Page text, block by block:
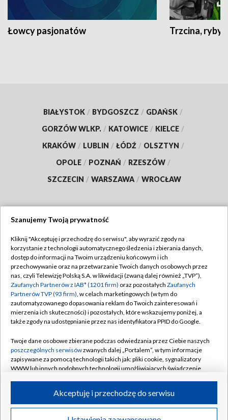
Łowcy pasjonatów Trzcina, ryby
BIAŁYSTOK / BYDGOSZCZ / GDAŃSK /
GORZÓW WLKP. / KATOWICE / KIELCE /
KRAKÓW / LUBLIN / ŁÓDŹ / OLSZTYN /
OPOLE / POZNAŃ / RZESZÓW /
SZCZECIN / WARSZAWA / WROCŁAW
TVP
Abonament TVP
Emisja w TVP
Centrum informacji TVP
Naziemna Telewizja Cyfrowa
Rada Programowa
System NOS
Informacje o nadawcy
Program dla prasy
Regulamin TVP
Polityka prywatności
Moje zgody
Pomoc
Kontakt
Kanały
©2026 Telewizja Polska S.A. w likwidacji
Szanujemy Twoją prywatność
Kliknij "Akceptuję i przechodzę do serwisu", aby wyrazić zgody na
korzystanie z technologii automatycznego śledzenia i zbierania danych,
dostęp do informacji na Twoim urządzeniu końcowym i ich
przechowywanie oraz na przetwarzanie Twoich danych osobowych przez
nas, czyli Telewizję Polską S.A. w likwidacji (zwaną dalej również „TVP”),
Zaufanych Partnerów z IAB* (1201 firm) oraz pozostałych Zaufanych
Partnerów TVP (93 firm), w celach marketingowych (w tym do
zautomatyzowanego dopasowania reklam do Twoich zainteresowań i
mierzenia ich skuteczności) i pozostałych, które wskazujemy poniżej, a
także zgody na udostępnianie przez nas identyfikatora PPID do Google.
Twoje dane osobowe zbierane podczas odwiedzania przez Ciebie naszych
poszczególnych serwisówzwanych dalej „Portalem”, w tym informacje
zapisywane za pomocą technologii takich jak: pliki cookie, sygnalizatory
WWW lub innych podobnych technologii umożliwiających świadczenie
ruchu w Internecie.
Twoje dane osobowe zbierane podczas odwiedzania przez Ciebie
Akceptuję i przechodzę do serwisu